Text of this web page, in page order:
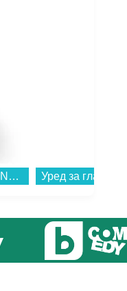
Кафеавтомат Krups EA910E10 SENSATION...